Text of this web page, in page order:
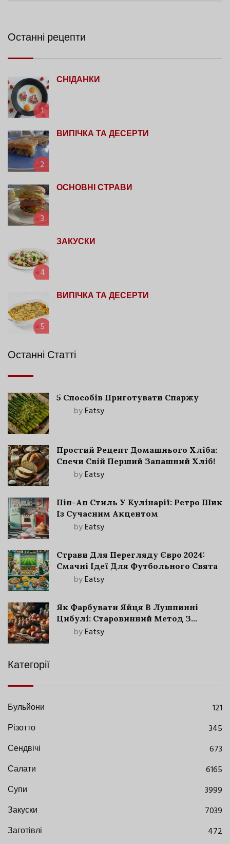
Останні рецепти
1
СНІДАНКИ
2
ВИПІЧКА ТА ДЕСЕРТИ
3
ОСНОВНІ СТРАВИ
4
ЗАКУСКИ
5
ВИПІЧКА ТА ДЕСЕРТИ
Останні Статті
5 Способів Приготувати Спаржу
byEatsy
Простий Рецепт Домашнього Хліба:
Спечи Свій Перший Запашний Хліб!
byEatsy
Пін-Ап Стиль У Кулінарії: Ретро Шик
Із Сучасним Акцентом
byEatsy
Страви Для Перегляду Євро 2024:
Смачні Ідеї Для Футбольного Свята
byEatsy
Як Фарбувати Яйця В Лушпинні
Цибулі: Старовинний Метод З
Сучасними Нюансами
byEatsy
Категорії
Бульйони
121
Різотто
345
Сендвічі
673
Салати
6165
Супи
3999
Закуски
7039
Заготівлі
472